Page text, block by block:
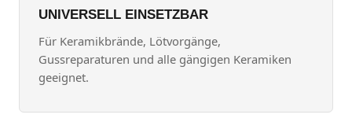
UNIVERSELL EINSETZBAR
Für Keramikbrände, Lötvorgänge,
Gussreparaturen und alle gängigen Keramiken
geeignet.